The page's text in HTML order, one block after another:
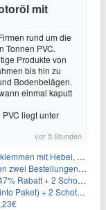
mit
rund um die
Tonnen PVC.
Produkte von
bis hin zu
Bodenbelägen.
einmal kaputt
liegt unter
vor 5 Stunden
Hebel, 50 Stück für 14,99€
für Neukunden
Gläser GRATIS für 29,99€
Gläser für 25,99€ inkl. Versand